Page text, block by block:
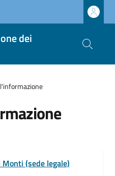
dei
(sede legale)